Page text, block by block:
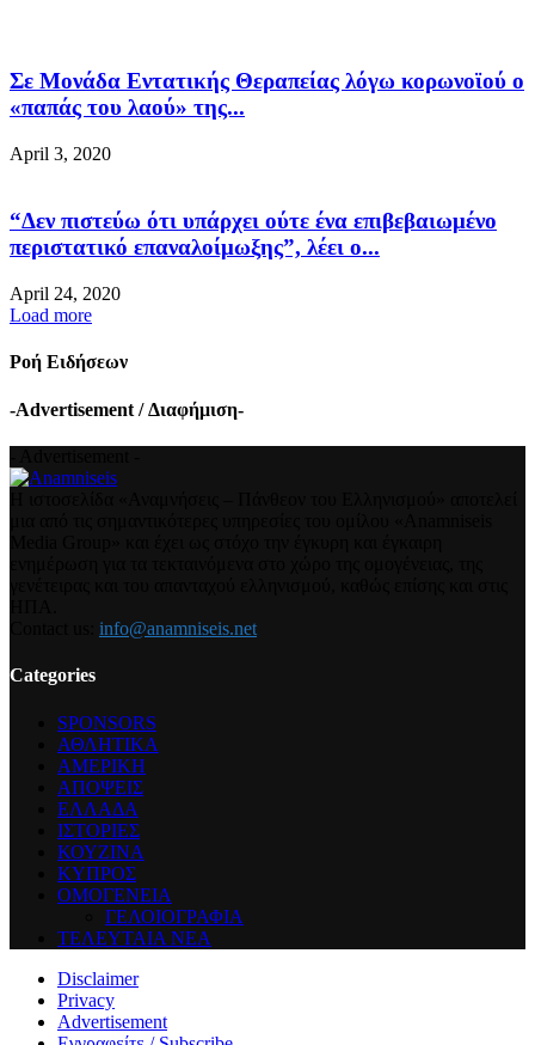
Σε Μονάδα Εντατικής Θεραπείας λόγω κορωνοϊού ο
«παπάς του λαού» της...
April 3, 2020
“Δεν πιστεύω ότι υπάρχει ούτε ένα επιβεβαιωμένο
περιστατικό επαναλοίμωξης”, λέει ο...
April 24, 2020
Load more
Ροή Ειδήσεων
-Advertisement / Διαφήμιση-
info@anamniseis.net
Categories
SPONSORS
ΑΘΛΗΤΙΚΑ
ΑΜΕΡΙΚΗ
ΑΠΟΨΕΙΣ
ΕΛΛΑΔΑ
ΙΣΤΟΡΙΕΣ
ΚΟΥΖΙΝΑ
ΚΥΠΡΟΣ
ΟΜΟΓΕΝΕΙΑ
ΓΕΛΟΙΟΓΡΑΦΙΑ
ΤΕΛΕΥΤΑΙΑ ΝΕΑ
Disclaimer
Privacy
Advertisement